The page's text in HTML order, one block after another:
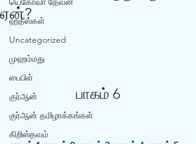
ஹதீஸ்கள்
Uncategorized
முஹம்மது
பைபிள்
குர்‍ஆன்
குர்‍ஆன் தமிழாக்கங்கள்
கிறிஸ்தவம்
ஏன்?
பாகம் 6